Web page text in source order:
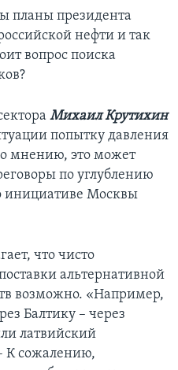
планы президента
нефти и так
вопрос поиска
Михаил Крутихин
попытку давления
мнению, это может
по углублению
инициативе Москвы
что чисто
альтернативной
возможно. «Например,
Балтику – через
латвийский
К сожалению,